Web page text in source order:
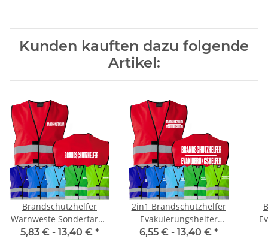
Kunden kauften dazu folgende
Artikel:
Brandschutzhelfer
Warnweste Sonderfarbe
in 7 größen und 6
5,83 € - 13,40 € *
2in1 Brandschutzhelfer
Evakuierungshelfer
Warnweste Sonderfarbe
6,55 € - 13,40 € *